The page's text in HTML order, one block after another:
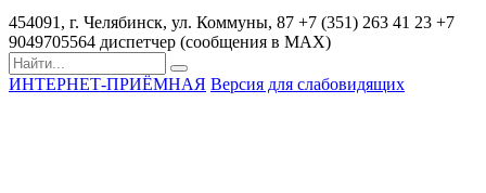
454091, г. Челябинск, ул. Коммуны, 87 +7 (351) 263 41 23 +7
9049705564 диспетчер (сообщения в MAX)
ИНТЕРНЕТ-ПРИЁМНАЯ Версия для слабовидящих